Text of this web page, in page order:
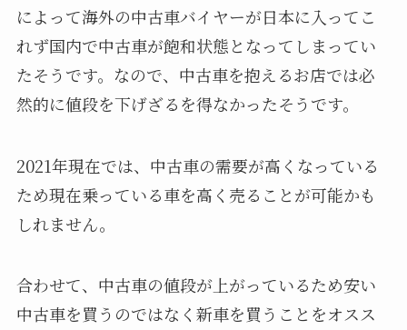
によって海外の中古車バイヤーが日本に入ってこ
れず国内で中古車が飽和状態となってしまってい
たそうです。なので、中古車を抱えるお店では必
然的に値段を下げざるを得なかったそうです。
2021年現在では、中古車の需要が高くなっている
ため現在乗っている車を高く売ることが可能かも
しれません。
合わせて、中古車の値段が上がっているため安い
中古車を買うのではなく新車を買うことをオスス